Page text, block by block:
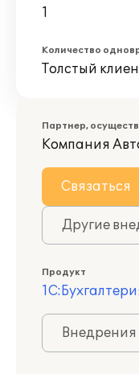
1
Количество
Толстый
Партнер,
Компания
Связаться
Другие
Продукт